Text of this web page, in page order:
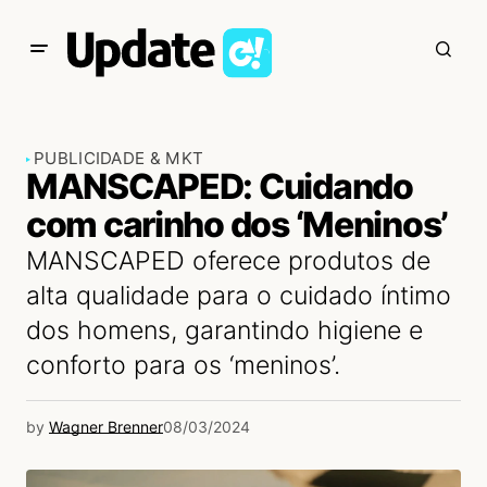
PUBLICIDADE & MKT
MANSCAPED: Cuidando
com carinho dos ‘Meninos’
MANSCAPED oferece produtos de
alta qualidade para o cuidado íntimo
dos homens, garantindo higiene e
conforto para os ‘meninos’.
by Wagner Brenner08/03/2024